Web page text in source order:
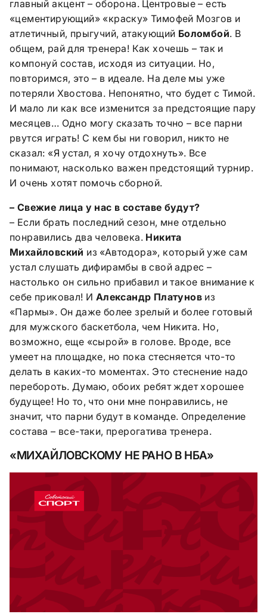
главный акцент – оборона. Центровые – есть
«цементирующий» «краску» Тимофей Мозгов и
атлетичный, прыгучий, атакующий Боломбой. В
общем, рай для тренера! Как хочешь – так и
компонуй состав, исходя из ситуации. Но,
повторимся, это – в идеале. На деле мы уже
потеряли Хвостова. Непонятно, что будет с Тимой.
И мало ли как все изменится за предстоящие пару
месяцев… Одно могу сказать точно – все парни
рвутся играть! С кем бы ни говорил, никто не
сказал: «Я устал, я хочу отдохнуть». Все
понимают, насколько важен предстоящий турнир.
И очень хотят помочь сборной.
– Свежие лица у нас в составе будут?
– Если брать последний сезон, мне отдельно
понравились два человека. Никита
Михайловский из «Автодора», который уже сам
устал слушать дифирамбы в свой адрес –
настолько он сильно прибавил и такое внимание к
себе приковал! И Александр Платунов из
«Пармы». Он даже более зрелый и более готовый
для мужского баскетбола, чем Никита. Но,
возможно, еще «сырой» в голове. Вроде, все
умеет на площадке, но пока стесняется что-то
делать в каких-то моментах. Это стеснение надо
перебороть. Думаю, обоих ребят ждет хорошее
будущее! Но то, что они мне понравились, не
значит, что парни будут в команде. Определение
состава – все-таки, прерогатива тренера.
«МИХАЙЛОВСКОМУ НЕ РАНО В НБА»